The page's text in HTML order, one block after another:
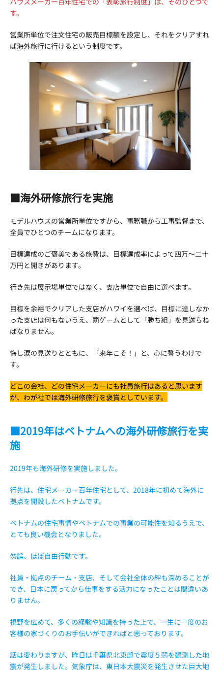
す。
営業所単位で注文住宅の販売目標額を設定し、それをクリアすれ
ば海外旅行に行けるという制度です。
■海外研修旅行を実施
モデルハウスの営業所単位ですから、事務職から工事監督まで、
全員でひとつのチームになります。
目標達成のご褒美である旅費は、目標達成率によって四万～二十
万円と開きがあります。
行き先は展示場単位ではなく、支店単位で自由に選べます。
目標を余裕でクリアした支店がハワイを選べば、目標に達しなか
った支店は何もないうえ、罰ゲームとして「勝ち組」を見送らね
ばなりません。
悔し涙の見送りとともに、「来年こそ！」と、心に誓うわけで
す。
どこの会社、どの住宅メーカーにも社員旅行はあると思います
が、わが社では海外研修旅行を褒賞としています。
■2019年はベトナムへの海外研修旅行を実
施
2019年も海外研修を実施しました。
行先は、住宅メーカー百年住宅として、2018年に初めて海外に
拠点を開設したベトナムです。
ベトナムの住宅事情やベトナムでの事業の可能性を知るうえで、
とても良い機会となりました。
勿論、ほぼ自由行動です。
社員・拠点のチーム・支店、そして会社全体の絆も深めることが
でき、日本に戻ってから仕事をする活力になったことは間違いあ
りません。
視野を広めて、多くの経験や知識を持った上で、一生に一度のお
客様の家づくりのお手伝いができればと思っております。
話は変わりますが、昨日は千葉県北東部で震度５弱を観測した地
震が発生しました。気象庁は、東日本大震災を発生させた巨大地